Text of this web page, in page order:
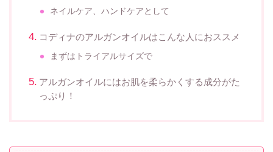
ネイルケア、ハンドケアとして
コディナのアルガンオイルはこんな人におススメ
まずはトライアルサイズで
アルガンオイルにはお肌を柔らかくする成分がた
っぷり！